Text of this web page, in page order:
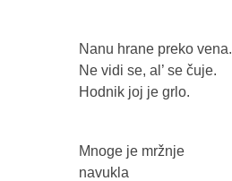
Nanu hrane preko vena.
Ne vidi se, al’ se čuje.
Hodnik joj je grlo.
Mnoge je mržnje
navukla